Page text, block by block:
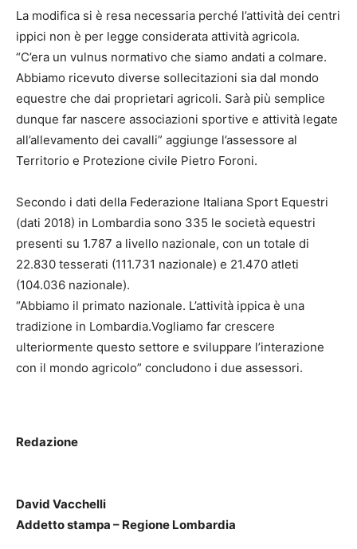
La modifica si è resa necessaria perché l’attività dei centri
ippici non è per legge considerata attività agricola.
“C’era un vulnus normativo che siamo andati a colmare.
Abbiamo ricevuto diverse sollecitazioni sia dal mondo
equestre che dai proprietari agricoli. Sarà più semplice
dunque far nascere associazioni sportive e attività legate
all’allevamento dei cavalli” aggiunge l’assessore al
Territorio e Protezione civile Pietro Foroni.
Secondo i dati della Federazione Italiana Sport Equestri
(dati 2018) in Lombardia sono 335 le società equestri
presenti su 1.787 a livello nazionale, con un totale di
22.830 tesserati (111.731 nazionale) e 21.470 atleti
(104.036 nazionale).
“Abbiamo il primato nazionale. L’attività ippica è una
tradizione in Lombardia.Vogliamo far crescere
ulteriormente questo settore e sviluppare l’interazione
con il mondo agricolo” concludono i due assessori.
Redazione
David Vacchelli
Addetto stampa – Regione Lombardia